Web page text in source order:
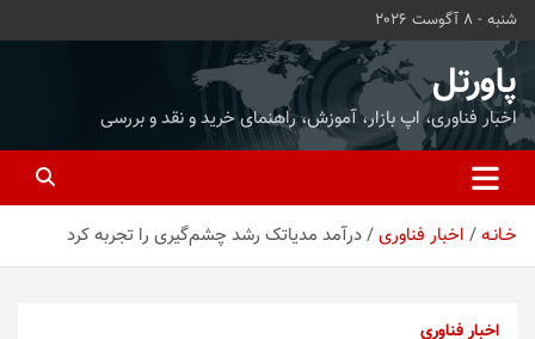
محتوا
بروید
شنبه - 8 آگوست 2026
پاورتل
اخبار فناوری، اپ بازار، آموزش، راهنمای خرید و نقد و بررسی
خـانـه اخبار فناوری درآمد مدیاتک رشد چشم‌گیری را تجربه کرد
اخبار فناوری